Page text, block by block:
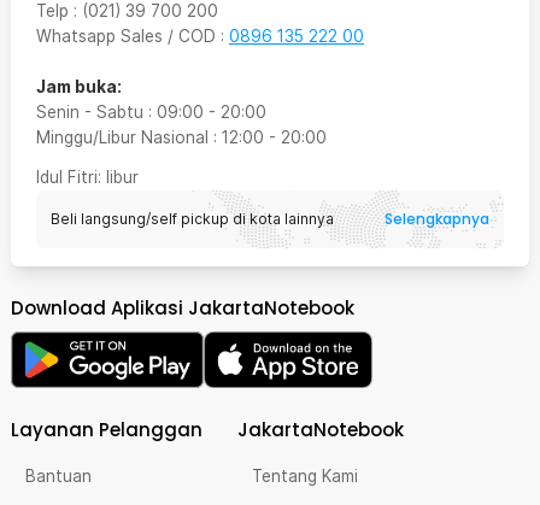
Telp : (021) 39 700 200
Whatsapp Sales / COD : 0896 135 222 00
Jam buka:
Senin - Sabtu : 09:00 - 20:00
Minggu/Libur Nasional : 12:00 - 20:00
Idul Fitri: libur
Beli langsung/self pickup di kota lainnya Selengkapnya
Download Aplikasi JakartaNotebook
Layanan Pelanggan
Bantuan
JakartaNotebook
Tentang Kami